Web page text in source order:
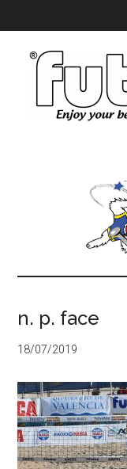
n. p. face
18/07/2019